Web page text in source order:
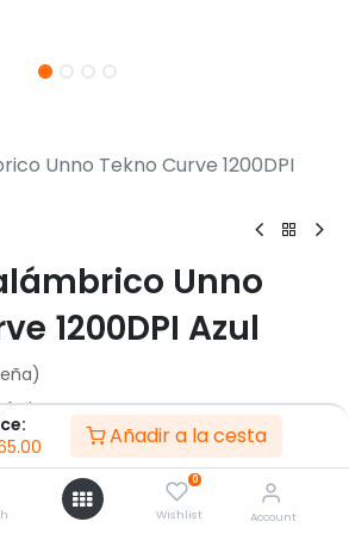
Añadir a la cesta
0
Wishlist Account
Unno Tekno Curve 1200DPI
Unno
1200DPI Azul
USB
2,4 GHz
1200DPI
Sensor óptico